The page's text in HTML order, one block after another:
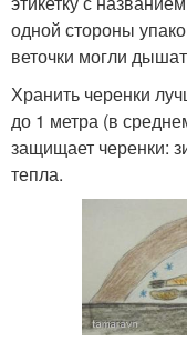
одной стороны
веточки могли
Хранить черенки
до 1 метра (в
защищает черенки:
тепла.